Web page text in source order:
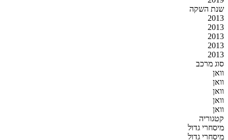
שנת השקה
2013
2013
2013
2013
2013
סוג מרכב
וואן
וואן
וואן
וואן
וואן
קטגוריה
מיסחרי גדול
מיסחרי גדול